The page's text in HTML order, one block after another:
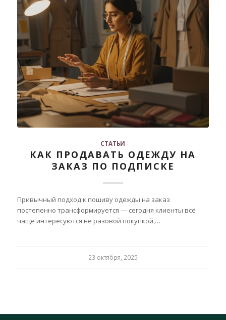
СТАТЬИ
КАК ПРОДАВАТЬ ОДЕЖДУ НА
ЗАКАЗ ПО ПОДПИСКЕ
Привычный подход к пошиву одежды на заказ
постепенно трансформируется — сегодня клиенты всё
чаще интересуются не разовой покупкой,…
23 октября, 2025